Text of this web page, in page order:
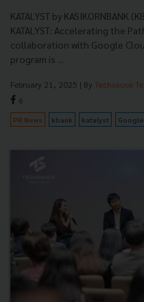
KATALYST by KASIKORNBANK
KATALYST: Accelerating the
collaboration with Google
program is ...
February 21, 2025 | By Techsauce
6
PR News kbank katalyst